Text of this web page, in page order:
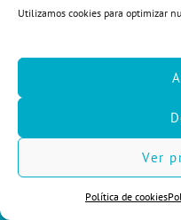
Utilizamos cookies para optimizar
Ver
Política de cookies
info@cuentaconello.com